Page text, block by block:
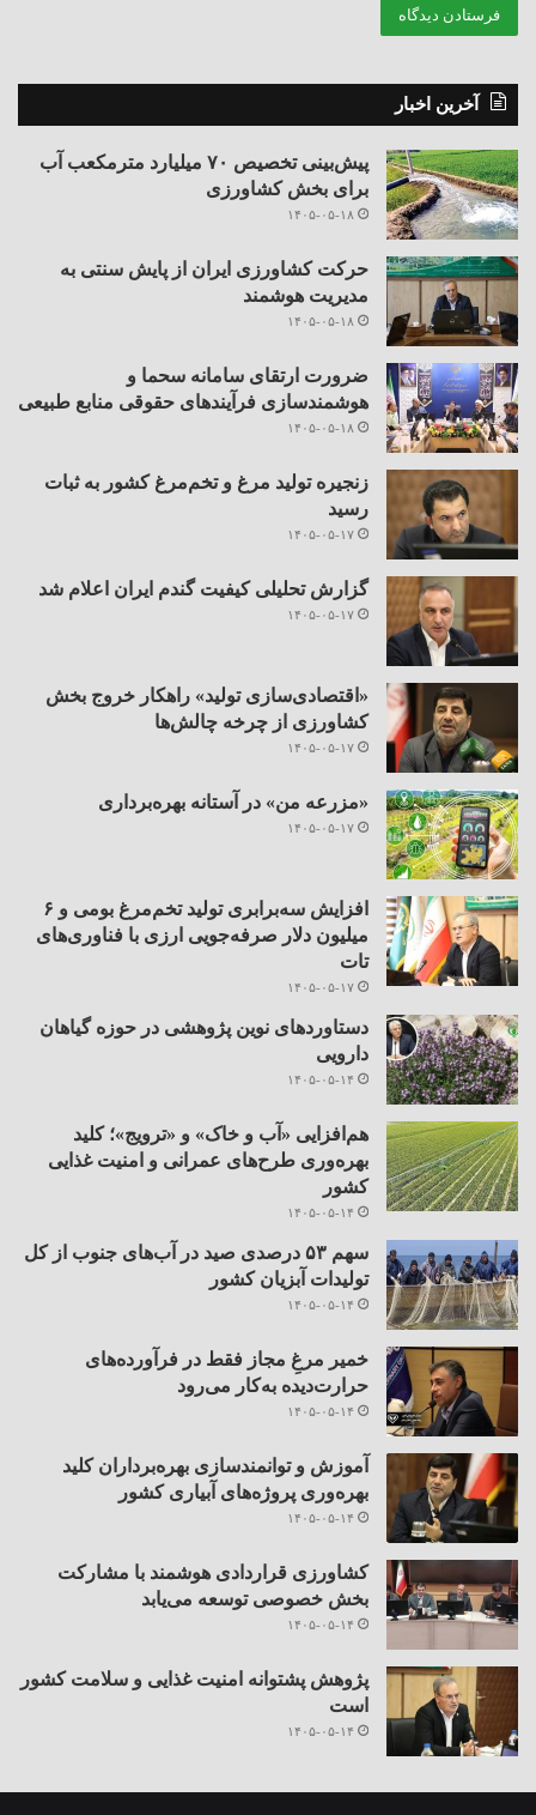
آخرین اخبار
پیش‌بینی تخصیص ۷۰ میلیارد مترمکعب آب
برای بخش کشاورزی
۱۴۰۵-۰۵-۱۸
حرکت کشاورزی ایران از پایش سنتی به
مدیریت هوشمند
۱۴۰۵-۰۵-۱۸
ضرورت ارتقای سامانه سحما و
هوشمندسازی فرآیندهای حقوقی منابع طبیعی
۱۴۰۵-۰۵-۱۸
زنجیره تولید مرغ و تخم‌مرغ کشور به ثبات
رسید
۱۴۰۵-۰۵-۱۷
گزارش تحلیلی کیفیت گندم ایران اعلام شد
۱۴۰۵-۰۵-۱۷
«اقتصادی‌سازی تولید» راهکار خروج بخش
کشاورزی از چرخه چالش‌ها
۱۴۰۵-۰۵-۱۷
«مزرعه من» در آستانه بهره‌برداری
۱۴۰۵-۰۵-۱۷
افزایش سه‌برابری تولید تخم‌مرغ بومی و ۶
میلیون دلار صرفه‌جویی ارزی با فناوری‌های
تات
۱۴۰۵-۰۵-۱۷
دستاوردهای نوین پژوهشی در حوزه گیاهان
دارویی
۱۴۰۵-۰۵-۱۴
هم‌افزایی «آب و خاک» و «ترویج»؛ کلید
بهره‌وری طرح‌های عمرانی و امنیت غذایی
کشور
۱۴۰۵-۰۵-۱۴
سهم ۵۳ درصدی صید در آب‌های جنوب از کل
تولیدات آبزیان کشور
۱۴۰۵-۰۵-۱۴
خمیر مرغِ مجاز فقط در فرآورده‌های
حرارت‌دیده به‌کار می‌رود
۱۴۰۵-۰۵-۱۴
آموزش و توانمندسازی بهره‌برداران کلید
بهره‌وری پروژه‌های آبیاری کشور
۱۴۰۵-۰۵-۱۴
کشاورزی قراردادی هوشمند با مشارکت
بخش خصوصی توسعه می‌یابد
۱۴۰۵-۰۵-۱۴
پژوهش پشتوانه امنیت غذایی و سلامت کشور
است
۱۴۰۵-۰۵-۱۴